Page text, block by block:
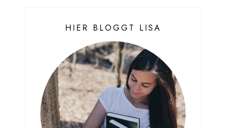
HIER BLOGGT LISA